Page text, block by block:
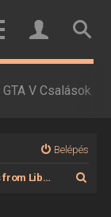
GTA V Csalások
Belépés
Episodes from Liberty City